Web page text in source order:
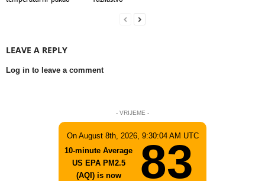
LEAVE A REPLY
Log in to leave a comment
- VRIJEME -
On August 8th, 2026, 9:30:04 AM UTC
10-minute Average
US EPA PM2.5
(AQI) is now
83